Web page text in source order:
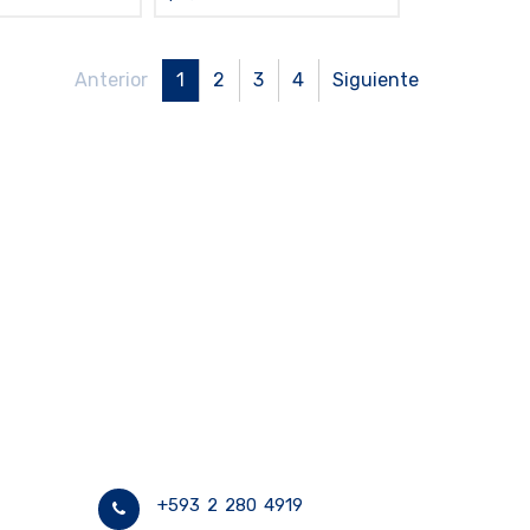
Anterior 1 2 3 4 Siguiente
+593 2 280 4919